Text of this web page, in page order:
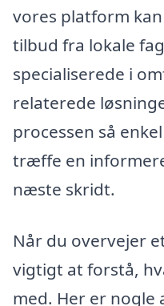
vores platform
tilbud fra lokale
specialiserede i
relaterede
processen så
træffe en
næste skridt.
Når du overvejer
vigtigt at forstå,
med. Her er nogle